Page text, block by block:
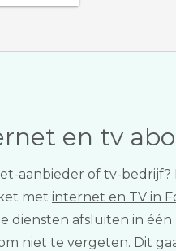
en tv
aanbieder of tv-
met internet en TV in
diensten afsluiten in
niet te vergeten. Dit